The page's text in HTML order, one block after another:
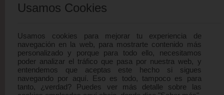
Usamos Cookies
Usamos cookies para mejorar tu experiencia de
navegación en la web, para mostrarte contenido más
personalizado y porque para todo ello, necesitamos
poder analizar el tráfico que pasa por nuestra web, y
entendemos que aceptas este hecho si sigues
navegando por aquí. Eso es todo, tampoco es para
tanto, ¿verdad? Puedes ver más detalle sobre las